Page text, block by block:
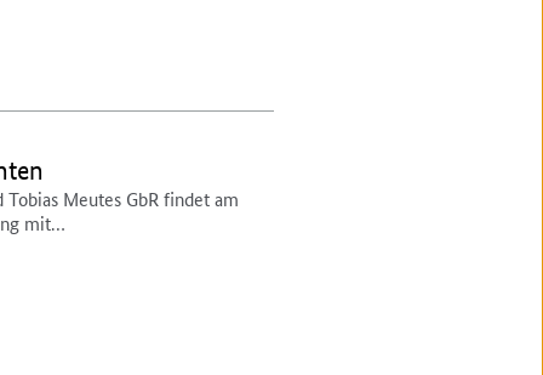
Meutes GbR findet am
mit…